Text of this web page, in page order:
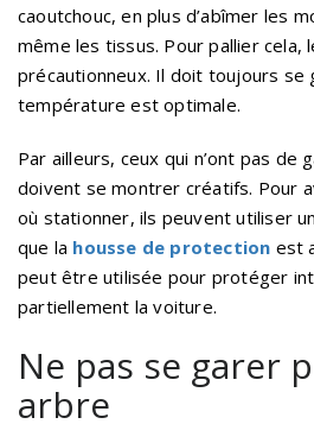
caoutchouc, en plus d’abîmer les
même les tissus. Pour pallier
précautionneux. Il doit toujours se
température est optimale.
Par ailleurs, ceux qui n’ont pas de
doivent se montrer créatifs. Pour
où stationner, ils peuvent utiliser
que la housse de protection est
peut être utilisée pour protéger
partiellement la voiture.
Ne pas se garer
arbre